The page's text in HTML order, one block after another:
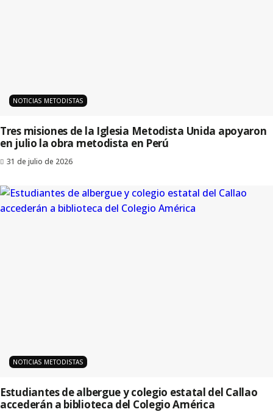
NOTICIAS METODISTAS
Tres misiones de la Iglesia Metodista Unida apoyaron
en julio la obra metodista en Perú
31 de julio de 2026
NOTICIAS METODISTAS
Estudiantes de albergue y colegio estatal del Callao
accederán a biblioteca del Colegio América